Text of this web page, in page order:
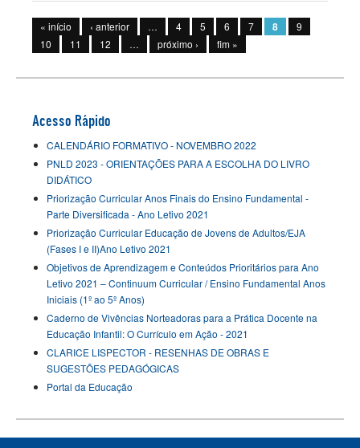
« início ‹ anterior … 4 5 6 7 8
9
10
11 12 … próximo › fim »
Acesso Rápido
CALENDÁRIO FORMATIVO - NOVEMBRO 2022
PNLD 2023 - ORIENTAÇÕES PARA A ESCOLHA DO LIVRO
DIDÁTICO
Priorização Curricular Anos Finais do Ensino Fundamental -
Parte Diversificada - Ano Letivo 2021
Priorização Curricular Educação de Jovens de Adultos/EJA
(Fases I e II)Ano Letivo 2021
Objetivos de Aprendizagem e Conteúdos Prioritários para Ano
Letivo 2021 – Continuum Curricular / Ensino Fundamental Anos
Iniciais (1º ao 5º Anos)
Caderno de Vivências Norteadoras para a Prática Docente na
Educação Infantil: O Currículo em Ação - 2021
CLARICE LISPECTOR - RESENHAS DE OBRAS E
SUGESTÕES PEDAGÓGICAS
Portal da Educação